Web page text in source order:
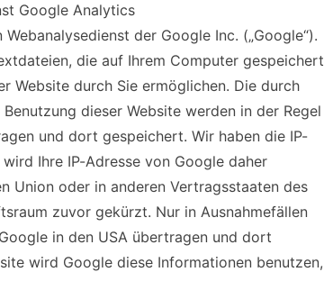
Google Analytics
der Google Inc. („Google“).
die auf Ihrem Computer gespeichert
Website durch Sie ermöglichen. Die durch
dieser Website werden in der Regel
und dort gespeichert. Wir haben die IP-
Ihre IP-Adresse von Google daher
Union oder in anderen Vertragsstaaten des
zuvor gekürzt. Nur in Ausnahmefällen
in den USA übertragen und dort
wird Google diese Informationen benutzen,